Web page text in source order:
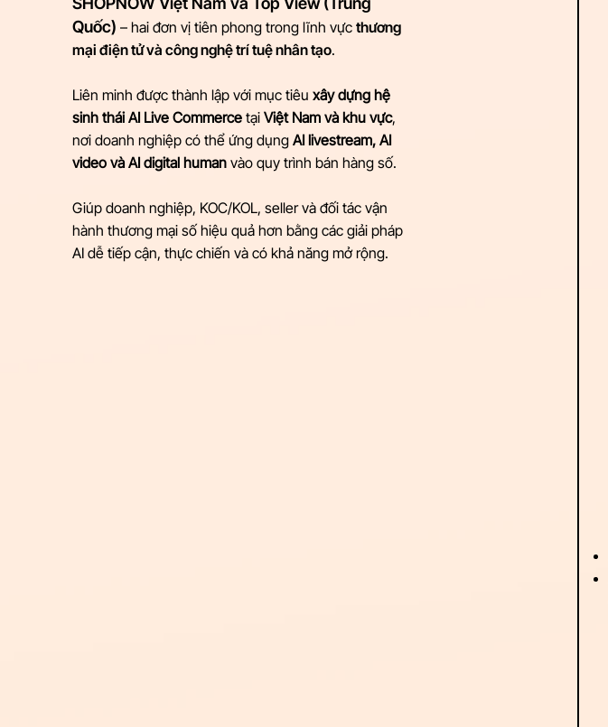
Quốc) – hai đơn vị tiên phong trong lĩnh vực thương
mại điện tử và công nghệ trí tuệ nhân tạo.
Liên minh được thành lập với mục tiêu xây dựng hệ
sinh thái AI Live Commerce tại Việt Nam và khu vực,
nơi doanh nghiệp có thể ứng dụng AI livestream, AI
video và AI digital human vào quy trình bán hàng số.
Giúp doanh nghiệp, KOC/KOL, seller và đối tác vận
hành thương mại số hiệu quả hơn bằng các giải pháp
AI dễ tiếp cận, thực chiến và có khả năng mở rộng.